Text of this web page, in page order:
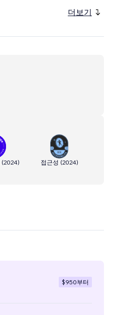
더보기
(2024) 접근성 (2024)
$950부터